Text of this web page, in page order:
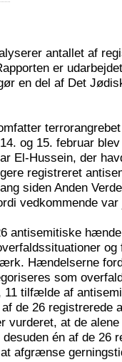
antallet af
er
en del af Det
og 15. februar
El-Hussein, der
registreret
siden Anden
vedkommende var
antisemitiske
Hændelserne
som
tilfælde af
de 26 registrerede
vurderet, at de
én af de 26
afgrænse